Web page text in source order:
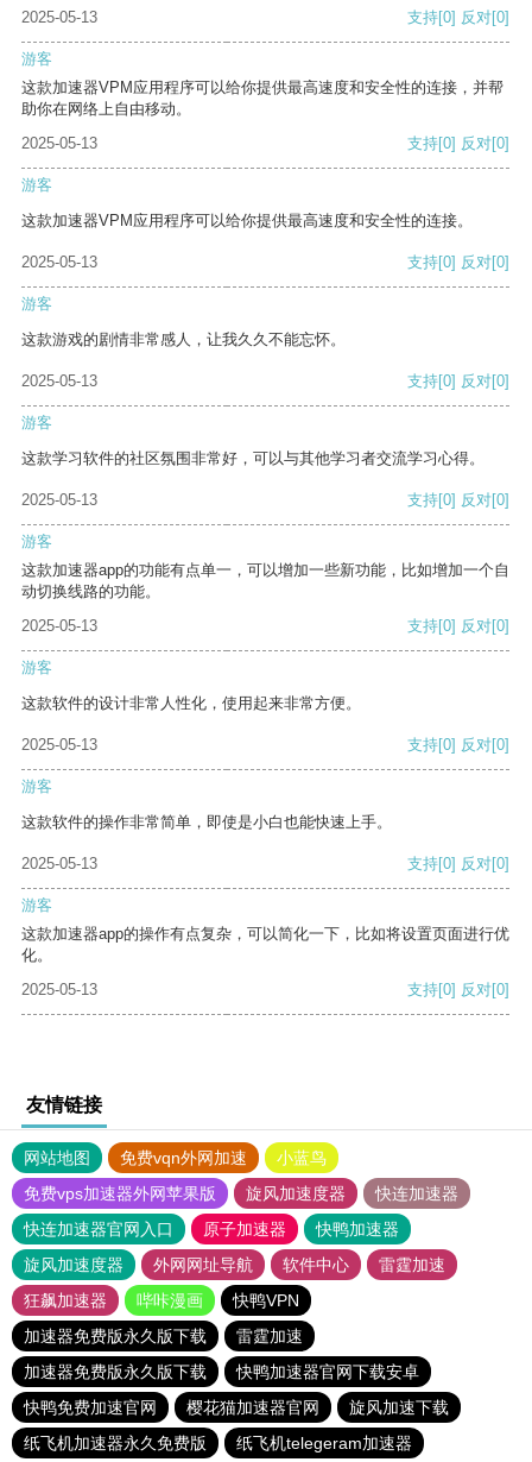
2025-05-13 支持[0] 反对[0]
游客
这款加速器VPM应用程序可以给你提供最高速度和安全性的连接，并帮
助你在网络上自由移动。
2025-05-13
支持[0] 反对[0]
游客
这款加速器VPM应用程序可以给你提供最高速度和安全性的连接。
2025-05-13 支持[0] 反对[0]
游客
这款游戏的剧情非常感人，让我久久不能忘怀。
2025-05-13 支持[0] 反对[0]
游客
这款学习软件的社区氛围非常好，可以与其他学习者交流学习心得。
2025-05-13 支持[0] 反对[0]
游客
这款加速器app的功能有点单一，可以增加一些新功能，比如增加一个自
动切换线路的功能。
2025-05-13
支持[0] 反对[0]
游客
这款软件的设计非常人性化，使用起来非常方便。
2025-05-13 支持[0] 反对[0]
游客
这款软件的操作非常简单，即使是小白也能快速上手。
2025-05-13 支持[0] 反对[0]
游客
这款加速器app的操作有点复杂，可以简化一下，比如将设置页面进行优
化。
2025-05-13
支持[0] 反对[0]
友情链接
网站地图 免费vqn外网加速
小蓝鸟
免费vps加速器外网苹果版
旋风加速度器
快连加速器
快连加速器官网入口
原子加速器
快鸭加速器
旋风加速度器
外网网址导航 软件中心
雷霆加速
狂飙加速器
哔咔漫画
快鸭VPN
加速器免费版永久版下载
雷霆加速
加速器免费版永久版下载
快鸭加速器官网下载安卓
快鸭免费加速官网
樱花猫加速器官网
旋风加速下载
纸飞机加速器永久免费版
纸飞机telegeram加速器